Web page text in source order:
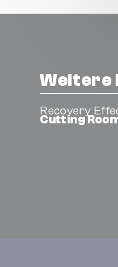
Weitere
Recovery
Cutting